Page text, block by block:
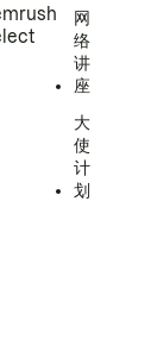
网
络
讲
座
大
使
计
划